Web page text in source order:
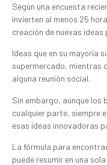
Según una encuesta
invierten al menos 25
creación de nuevas ideas
Ideas que en su mayoría
supermercado, mientras
alguna reunión social.
Sin embargo, aunque los
cualquier parte, siempre
esas ideas innovadoras
La fórmula para
puede resumir en una